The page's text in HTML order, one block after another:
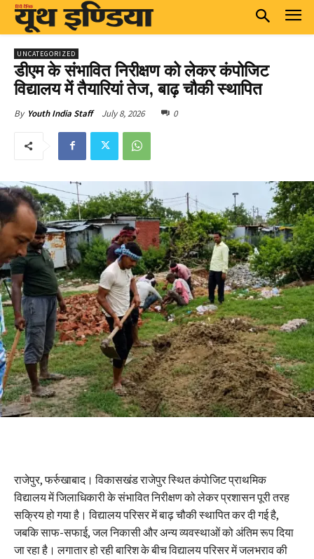
UNCATEGORIZED
डीएम के संभावित निरीक्षण को लेकर कंपोजिट
विद्यालय में तैयारियां तेज, बाढ़ चौकी स्थापित
By Youth India Staff July 8, 2026 0
राजेपुर, फर्रुखाबाद। विकासखंड राजेपुर स्थित कंपोजिट प्राथमिक
विद्यालय में जिलाधिकारी के संभावित निरीक्षण को लेकर प्रशासन पूरी तरह
सक्रिय हो गया है। विद्यालय परिसर में बाढ़ चौकी स्थापित कर दी गई है,
जबकि साफ-सफाई, जल निकासी और अन्य व्यवस्थाओं को अंतिम रूप दिया
जा रहा है। लगातार हो रही बारिश के बीच विद्यालय परिसर में जलभराव की